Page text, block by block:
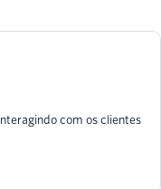
com os clientes